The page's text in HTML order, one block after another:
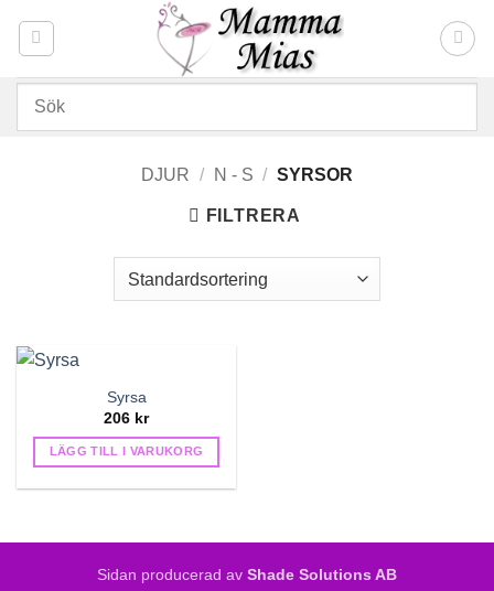
DJUR / N - S / SYRSOR
FILTRERA
Syrsa
206 kr
LÄGG TILL I VARUKORG
Sidan producerad av Shade Solutions AB